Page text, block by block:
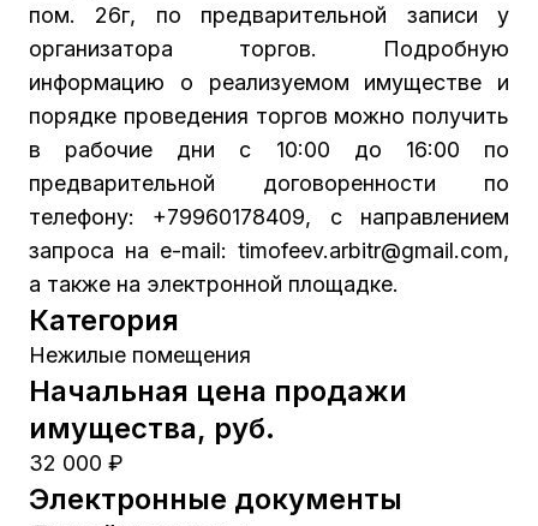
пом. 26г, по предварительной записи у
организатора торгов. Подробную
информацию о реализуемом имуществе и
порядке проведения торгов можно получить
в рабочие дни с 10:00 до 16:00 по
предварительной договоренности по
телефону: +79960178409, с направлением
запроса на е-mail: timofeev.arbitr@gmail.com,
а также на электронной площадке.
Категория
Нежилые помещения
Начальная цена продажи
имущества, руб.
32 000 ₽
Электронные документы